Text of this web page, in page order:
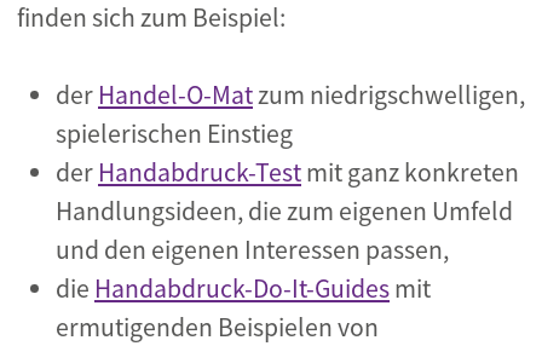
finden sich zum Beispiel:
der Handel-O-Matzum niedrigschwelligen,
spielerischen Einstieg
der Handabdruck-Testmit ganz konkreten
Handlungsideen, die zum eigenen Umfeld
und den eigenen Interessen passen,
die Handabdruck-Do-It-Guidesmit
ermutigenden Beispielen von